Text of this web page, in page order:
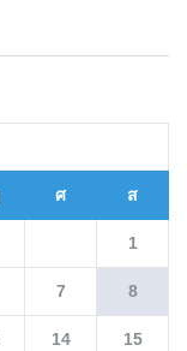
ศ ส
1
7 8
14 15